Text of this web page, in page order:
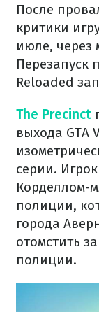
После
критики
июле, через
Перезапуск
Reloaded
The Precinct
выхода GTA
серии.
Корделлом-
полиции,
города
отомстить
полиции.